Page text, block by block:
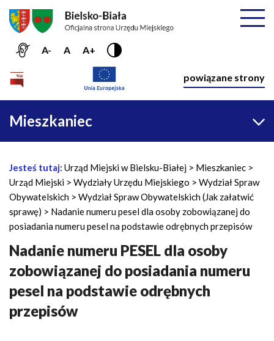
Przejdź do menu głównego
Przejdź do treści
Mapa serwisu
A- A A+
powiązane strony
Główna
nawigacja
Mieszkaniec
Ś
c
i
e
ż
k
n
a
w
i
Jesteś tutaj: Urząd Miejski w Bielsku-Białej
Mieszkaniec
Urząd Miejski
Wydziały Urzędu Miejskiego
Wydział Spraw
Obywatelskich
Wydział Spraw Obywatelskich (Jak załatwić
sprawę)
Nadanie numeru pesel dla osoby zobowiązanej do
posiadania numeru pesel na podstawie odrębnych przepisów
Nadanie numeru PESEL dla osoby
zobowiązanej do posiadania numeru
pesel na podstawie odrębnych
przepisów